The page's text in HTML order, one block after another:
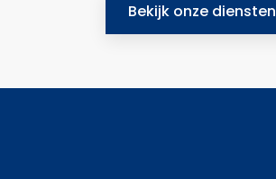
Bekijk onze diensten